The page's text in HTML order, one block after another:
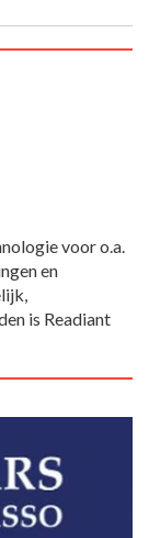
voor o.a.
en
is Readiant